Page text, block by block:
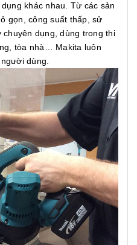
khác nhau. Từ các sản
gọn, công suất thấp, sử
dụng, dùng trong thi
tòa nhà… Makita luôn
dùng.